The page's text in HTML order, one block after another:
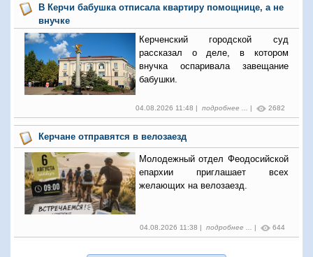
В Керчи бабушка отписала квартиру помощнице, а не
внучке
Керченский городской суд
рассказал о деле, в котором
внучка оспаривала завещание
бабушки.
04.08.2026 11:48 | подробнее ... | 2682
Керчане отправятся в велозаезд
Молодежный отдел Феодосийской
епархии приглашает всех
желающих на велозаезд.
04.08.2026 11:38 | подробнее ... | 644